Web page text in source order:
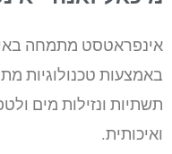
אינפראטסט מתמחה
באמצעות טכנולוגיות
תשתיות ונזילות מים
ואיכותית.